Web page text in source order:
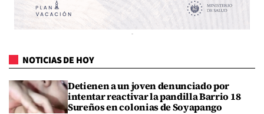
NOTICIAS DE HOY
Detienen a un joven denunciado por
intentar reactivar la pandilla Barrio 18
Sureños en colonias de Soyapango